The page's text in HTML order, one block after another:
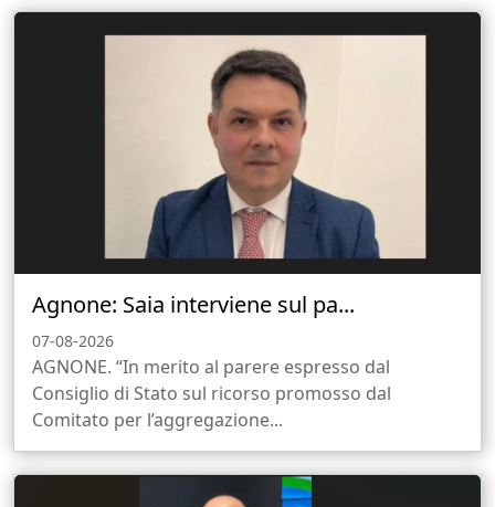
Agnone: Saia interviene sul pa...
07-08-2026
AGNONE. “In merito al parere espresso dal
Consiglio di Stato sul ricorso promosso dal
Comitato per l’aggregazione...